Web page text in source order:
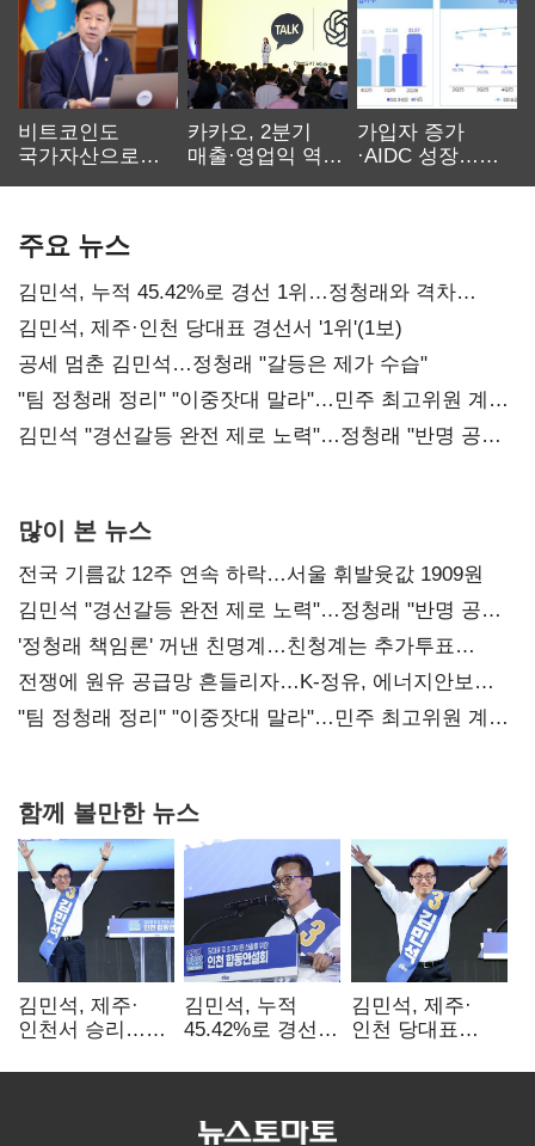
비트코인도
국가자산으로…'
카카오, 2분기
매출·영업익 역대
가입자 증가
·AIDC 성장…
주요 뉴스
김민석, 누적 45.42%로 경선 1위…정청래와 격차
0.86%p(2보)
김민석, 제주·인천 당대표 경선서 '1위'(1보)
공세 멈춘 김민석…정청래 "갈등은 제가 수습"
"팀 정청래 정리" "이중잣대 말라"…민주 최고위원 계파
다툼 격화
김민석 "경선갈등 완전 제로 노력"…정청래 "반명 공세
많이 본 뉴스
전국 기름값 12주 연속 하락…서울 휘발윳값 1909원
김민석 "경선갈등 완전 제로 노력"…정청래 "반명 공세
사과부터"
'정청래 책임론' 꺼낸 친명계…친청계는 추가투표
때리기
전쟁에 원유 공급망 흔들리자…K-정유, 에너지안보
핵심으로 재부상
"팀 정청래 정리" "이중잣대 말라"…민주 최고위원 계파
함께 볼만한 뉴스
김민석, 제주·
인천서 승리…
탈환'(종합)
김민석, 누적
45.42%로 경선
격차
김민석, 제주·
인천 당대표